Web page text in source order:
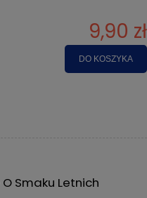
9,90 zł
DO KOSZYKA
Smaku Letnich